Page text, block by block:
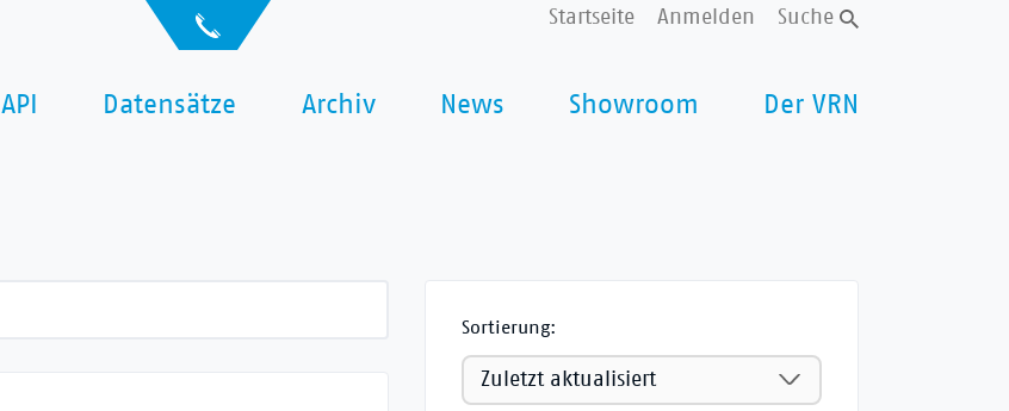
API Datensätze Archiv News Showroom Der VRN
Startseite Anmelden Suche
Sortierung: